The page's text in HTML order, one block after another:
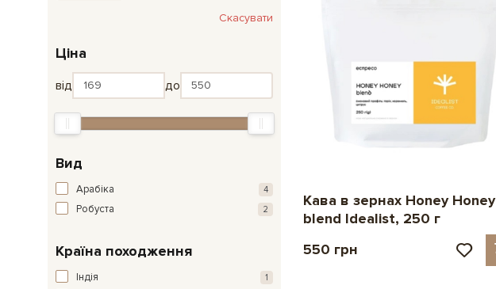
Скасувати
Ціна
від до
Вид
Арабіка 4
Робуста 2
Країна походження
Індія 1
Кава в зернах Honey Honey
blend Idealist, 250 г
550 грн